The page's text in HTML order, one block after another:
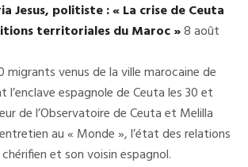
Jesus, politiste : « La crise de Ceuta
territoriales du Maroc »8 août
migrants venus de la ville marocaine de
espagnole de Ceuta les 30 et
de l’Observatoire de Ceuta et Melilla
au « Monde », l’état des relations
et son voisin espagnol.